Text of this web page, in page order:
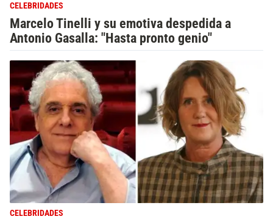
CELEBRIDADES
Marcelo Tinelli y su emotiva despedida a
Antonio Gasalla: "Hasta pronto genio"
CELEBRIDADES